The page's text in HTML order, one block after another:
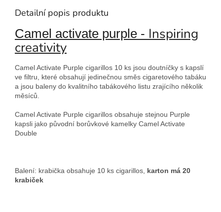
Detailní popis produktu
Camel activate purple - Inspiring
creativity
Camel Activate Purple cigarillos 10 ks jsou doutníčky s kapslí
ve filtru, které obsahují jedinečnou směs cigaretového tabáku
a jsou baleny do kvalitního tabákového listu zrajícího několik
měsíců.
Camel Activate Purple cigarillos obsahuje stejnou Purple
kapsli jako původní borůvkové kamelky Camel Activate
Double
Balení: krabička obsahuje 10 ks cigarillos, karton má 20
krabiček